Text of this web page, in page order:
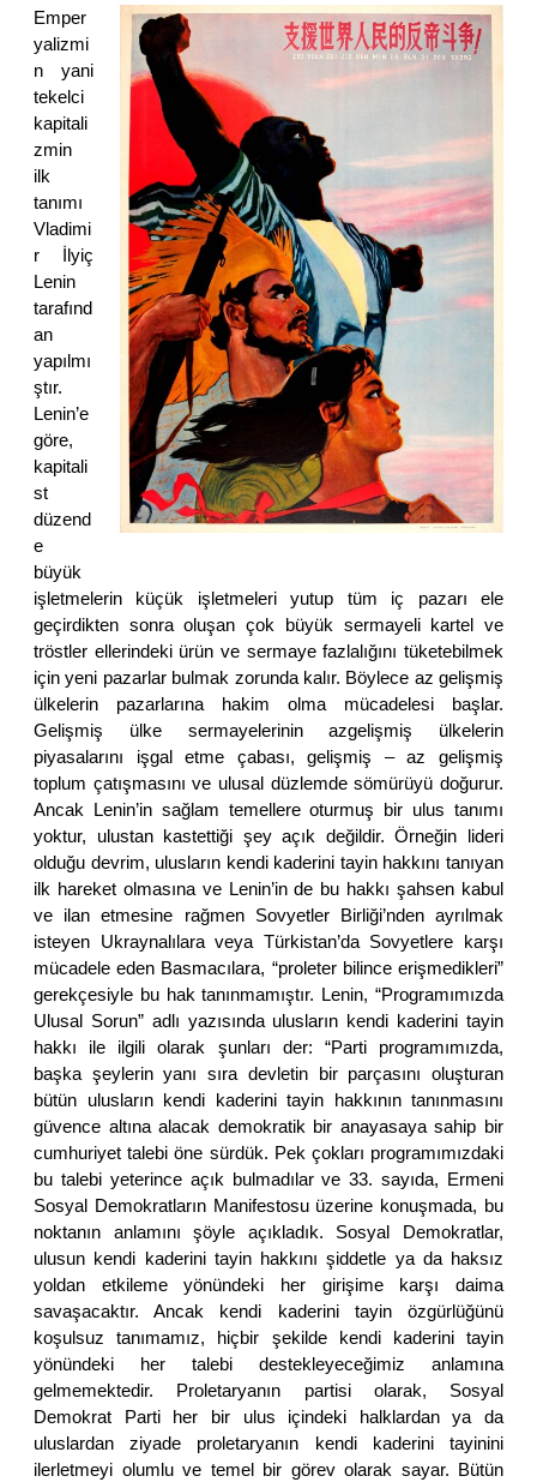
Emper
yalizmi
n yani
tekelci
kapitali
zmin
ilk
tanımı
Vladimi
r İlyiç
Lenin
tarafınd
an
yapılmı
ştır.
Lenin’e
göre,
kapitali
st
düzend
e
büyük
işletmelerin küçük işletmeleri yutup tüm iç pazarı ele
geçirdikten sonra oluşan çok büyük sermayeli kartel ve
tröstler ellerindeki ürün ve sermaye fazlalığını tüketebilmek
için yeni pazarlar bulmak zorunda kalır. Böylece az gelişmiş
ülkelerin pazarlarına hakim olma mücadelesi başlar.
Gelişmiş ülke sermayelerinin azgelişmiş ülkelerin
piyasalarını işgal etme çabası, gelişmiş – az gelişmiş
toplum çatışmasını ve ulusal düzlemde sömürüyü doğurur.
Ancak Lenin’in sağlam temellere oturmuş bir ulus tanımı
yoktur, ulustan kastettiği şey açık değildir. Örneğin lideri
olduğu devrim, ulusların kendi kaderini tayin hakkını tanıyan
ilk hareket olmasına ve Lenin’in de bu hakkı şahsen kabul
ve ilan etmesine rağmen Sovyetler Birliği’nden ayrılmak
isteyen Ukraynalılara veya Türkistan’da Sovyetlere karşı
mücadele eden Basmacılara, “proleter bilince erişmedikleri”
gerekçesiyle bu hak tanınmamıştır. Lenin, “Programımızda
Ulusal Sorun” adlı yazısında ulusların kendi kaderini tayin
hakkı ile ilgili olarak şunları der: “Parti programımızda,
başka şeylerin yanı sıra devletin bir parçasını oluşturan
bütün ulusların kendi kaderini tayin hakkının tanınmasını
güvence altına alacak demokratik bir anayasaya sahip bir
cumhuriyet talebi öne sürdük. Pek çokları programımızdaki
bu talebi yeterince açık bulmadılar ve 33. sayıda, Ermeni
Sosyal Demokratların Manifestosu üzerine konuşmada, bu
noktanın anlamını şöyle açıkladık. Sosyal Demokratlar,
ulusun kendi kaderini tayin hakkını şiddetle ya da haksız
yoldan etkileme yönündeki her girişime karşı daima
savaşacaktır. Ancak kendi kaderini tayin özgürlüğünü
koşulsuz tanımamız, hiçbir şekilde kendi kaderini tayin
yönündeki her talebi destekleyeceğimiz anlamına
gelmemektedir. Proletaryanın partisi olarak, Sosyal
Demokrat Parti her bir ulus içindeki halklardan ya da
uluslardan ziyade proletaryanın kendi kaderini tayinini
ilerletmeyi olumlu ve temel bir görev olarak sayar. Bütün